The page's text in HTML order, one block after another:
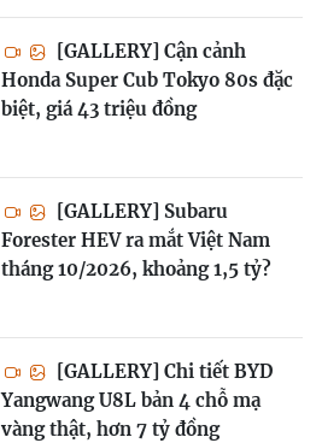
[GALLERY] Cận cảnh
Honda Super Cub Tokyo 80s đặc
biệt, giá 43 triệu đồng
[GALLERY] Subaru
Forester HEV ra mắt Việt Nam
tháng 10/2026, khoảng 1,5 tỷ?
[GALLERY] Chi tiết BYD
Yangwang U8L bản 4 chỗ mạ
vàng thật, hơn 7 tỷ đồng